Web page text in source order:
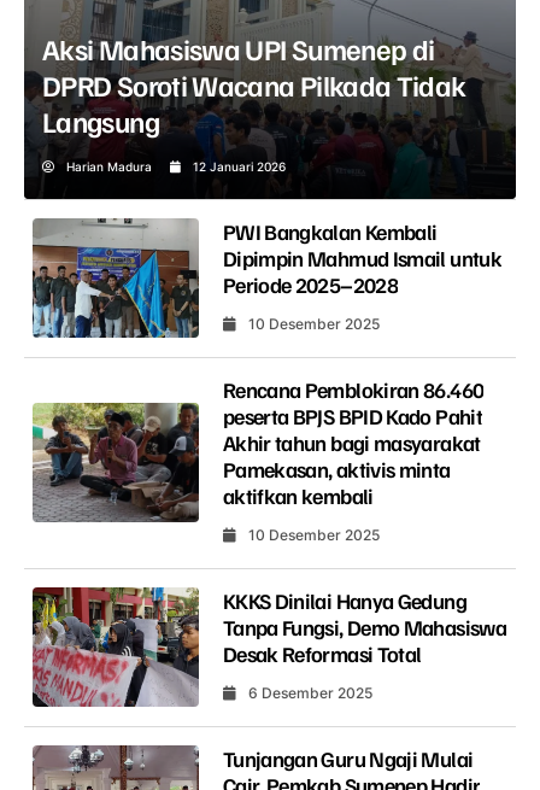
Aksi Mahasiswa UPI Sumenep di
DPRD Soroti Wacana Pilkada Tidak
Langsung
Harian Madura 12 Januari 2026
PWI Bangkalan Kembali
Dipimpin Mahmud Ismail untuk
Periode 2025–2028
10 Desember 2025
Rencana Pemblokiran 86.460
peserta BPJS BPID Kado Pahit
Akhir tahun bagi masyarakat
Pamekasan, aktivis minta
aktifkan kembali
10 Desember 2025
KKKS Dinilai Hanya Gedung
Tanpa Fungsi, Demo Mahasiswa
Desak Reformasi Total
6 Desember 2025
Tunjangan Guru Ngaji Mulai